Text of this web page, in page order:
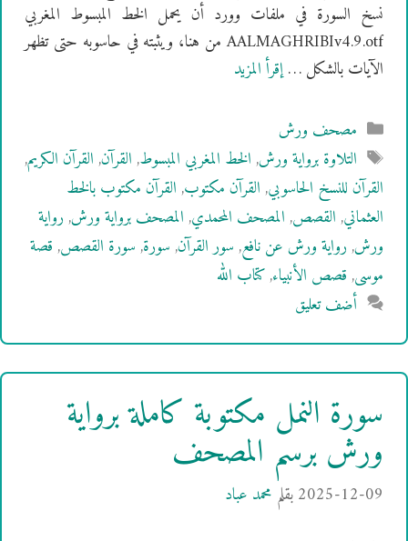
نسخ السورة في ملفات وورد أن يحمل الخط المبسوط المغربي
AALMAGHRIBIv4.9.otf من هنا، ويثبته في حاسوبه حتى تظهر
الآيات بالشكل …إقرأ المزيد
التصنيفات
مصحف ورش
الوسوم
التلاوة برواية ورش,الخط المغربي المبسوط,القرآن,القرآن الكريم,
القرآن للنسخ الحاسوبي,القرآن مكتوب,القرآن مكتوب بالخط
العثماني,القصص,المصحف المحمدي,المصحف برواية ورش,رواية
ورش,رواية ورش عن نافع,سور القرآن,سورة,سورة القصص,قصة
موسى,قصص الأنبياء,كتاب الله
أضف تعليق
سورة النمل مكتوبة كاملة برواية
ورش برسم المصحف
2025-12-09بقلم محمد عباد